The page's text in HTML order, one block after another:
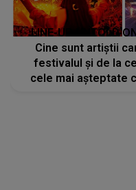
LINE-UP UNTOLD
Cine sunt artiștii
festivalul și de la
cele mai așteptate